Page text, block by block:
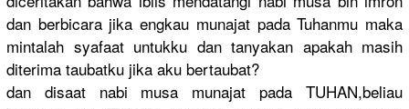
dan berbicara jika engkau munajat pada Tuhanmu maka
mintalah syafaat untukku dan tanyakan apakah masih
diterima taubatku jika aku bertaubat?
dan disaat nabi musa munajat pada TUHAN,beliau